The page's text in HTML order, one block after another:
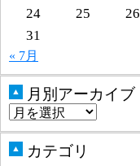
24
25 26
31
« 7月
▲ 月別アーカイブ
▲ カテゴリ